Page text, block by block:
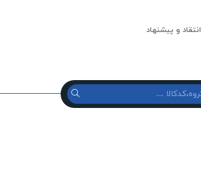
انتقاد و پیشنهاد